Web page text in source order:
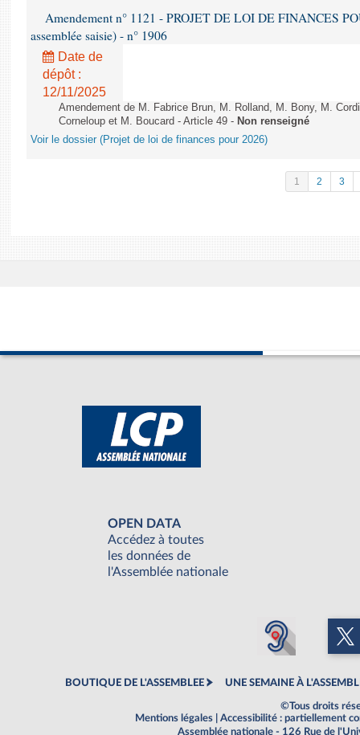
Amendement n° 1121 - PROJET DE LOI DE FINANCES
assemblée saisie) - n° 1906
Date de
dépôt :
12/11/2025
Amendement de M. Fabrice Brun, M. Rolland, M. Bony, M.
Corneloup et M. Boucard - Article 49 - Non renseigné
Voir le dossier (Projet de loi de finances pour 2026)
1 2 3
OPEN DATA
Accédez à toutes
les données de
l'Assemblée nationale
BOUTIQUE DE L'ASSEMBLEE UNE SEMAINE À
©Tous droits
Mentions légales
Accessibilité : partiellement
Assemblée nationale - 126 Rue de